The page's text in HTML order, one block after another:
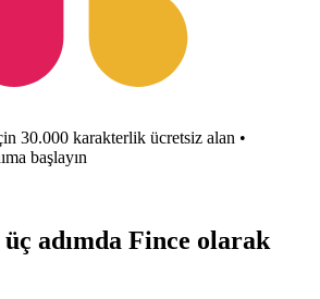
30.000 karakterlik ücretsiz alan •
başlayın
adımda Fince olarak